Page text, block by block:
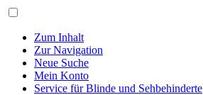
Zum Inhalt
Zur Navigation
Neue Suche
Mein Konto
Service für Blinde und Sehbehinderte